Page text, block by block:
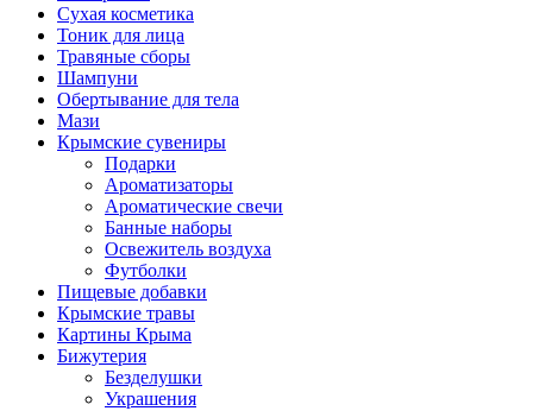
Сухая косметика
Тоник для лица
Травяные сборы
Шампуни
Обертывание для тела
Мази
Крымские сувениры
Подарки
Ароматизаторы
Ароматические свечи
Банные наборы
Освежитель воздуха
Футболки
Пищевые добавки
Крымские травы
Картины Крыма
Бижутерия
Безделушки
Украшения